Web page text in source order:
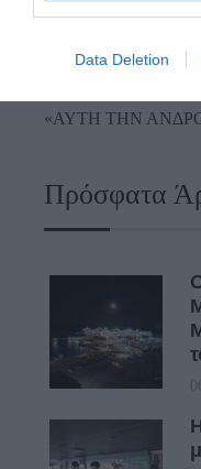
Data Deletion
αναχώρηση εκείνης
ΑΠΟΚΛΕΙΣΤΙΚΟ:
«ΑΥΤΗ ΤΗΝ
Πρόσφατα